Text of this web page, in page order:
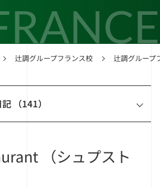
辻調グループフランス校 辻調グループ
（141）
（シュプスト